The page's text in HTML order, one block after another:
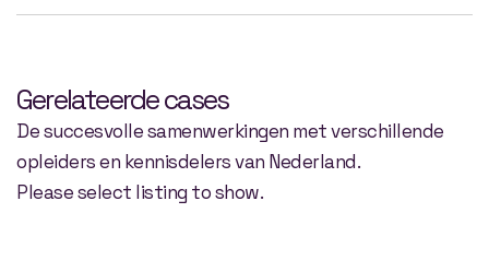
Gerelateerde cases
De succesvolle samenwerkingen met verschillende
opleiders en kennisdelers van Nederland.
Please select listing to show.